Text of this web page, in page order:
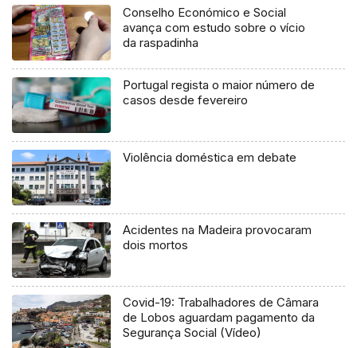
Conselho Económico e Social
avança com estudo sobre o vício
da raspadinha
Portugal regista o maior número de
casos desde fevereiro
Violência doméstica em debate
Acidentes na Madeira provocaram
dois mortos
Covid-19: Trabalhadores de Câmara
de Lobos aguardam pagamento da
Segurança Social (Vídeo)